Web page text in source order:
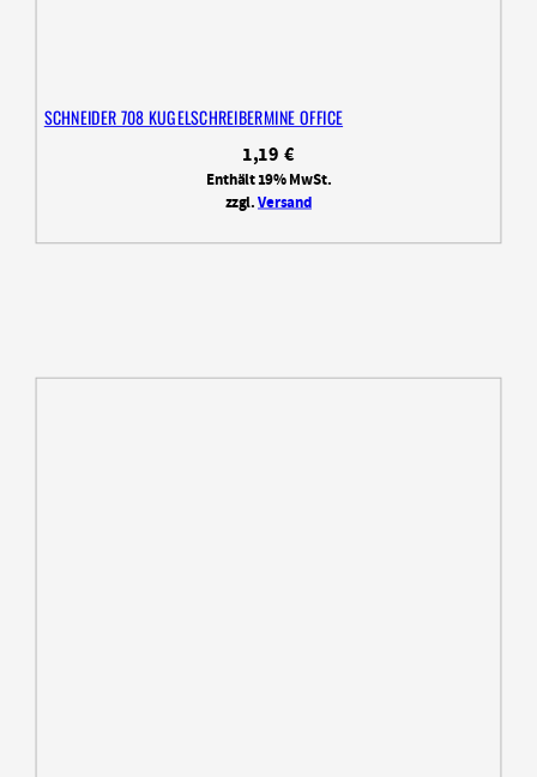
SCHNEIDER 708 KUGELSCHREIBERMINE OFFICE
1,19€
Enthält 19% MwSt.
zzgl.Versand